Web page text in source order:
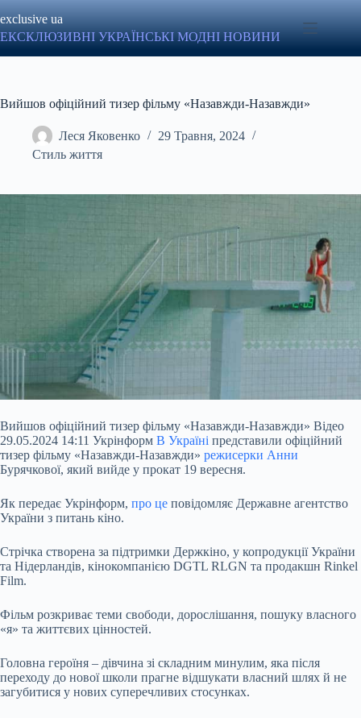
до
вмісту
exclusive ua
ЕКСКЛЮЗИВНІ УКРАЇНСЬКІ МОДНІ НОВИНИ
Вийшов офіційний тизер фільму «Назавжди-Назавжди»
Леся Яковенко
29 Травня, 2024
Стиль життя
Вийшов офіційний тизер фільму «Назавжди-Назавжди» Відео
29.05.2024 14:11 Укрінформ В Україні представили офіційний
тизер фільму «Назавжди-Назавжди» режисерки Анни
Бурячкової, який вийде у прокат 19 вересня.
Як передає Укрінформ, про це повідомляє Державне агентство
України з питань кіно.
Стрічка створена за підтримки Держкіно, у копродукції України
та Нідерландів, кінокомпанією DGTL RLGN та продакшн Rinkel
Film.
Фільм розкриває теми свободи, дорослішання, пошуку власного
«я» та життєвих цінностей.
Головна героїня – дівчина зі складним минулим, яка після
переходу до нової школи прагне відшукати власний шлях й не
загубитися у нових суперечливих стосунках.